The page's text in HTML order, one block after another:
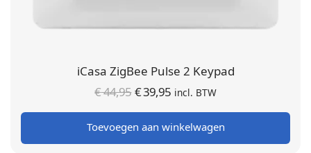
iCasa ZigBee Pulse 2 Keypad
€44,95Oorspronkelijke
prijs was:
€ 44,95.
€39,95 Huidige
prijs is:
€ 39,95.
incl. BTW
Toevoegen aan winkelwagen